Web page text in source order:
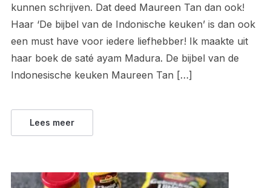
kunnen schrijven. Dat deed Maureen Tan dan ook!
Haar ‘De bijbel van de Indonische keuken’ is dan ook
een must have voor iedere liefhebber! Ik maakte uit
haar boek de saté ayam Madura. De bijbel van de
Indonesische keuken Maureen Tan […]
Lees meer